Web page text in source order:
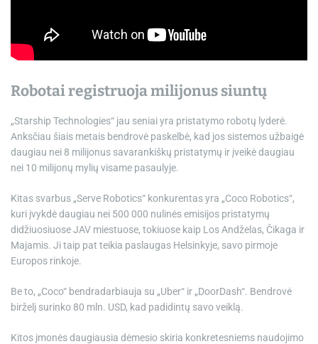
Robotai registruoja milijonus siuntų
„Starship Technologies“ jau seniai yra pristatymo robotų lyderė.
Anksčiau šiais metais bendrovė paskelbė, kad jos sistemos užbaigė
daugiau nei 8 milijonus savarankiškų pristatymų ir įveikė daugiau
nei 10 milijonų mylių visame pasaulyje.
Kitas svarbus „Serve Robotics“ konkurentas yra „Coco Robotics“,
kuri įvykdė daugiau nei 500 000 nulinės emisijos pristatymų
didžiuosiuose JAV miestuose, tokiuose kaip Los Andželas, Čikaga ir
Majamis. Ji taip pat teikia paslaugas Helsinkyje, savo pirmoje
Europos rinkoje.
Be to, „Coco“ bendradarbiauja su „Uber“ ir „DoorDash“. Bendrovė
birželį surinko 80 mln. USD, kad padidintų savo veiklą.
Kitos įmonės daugiausia dėmesio skiria konkretesniems naudojimo